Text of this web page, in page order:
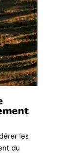
les
du